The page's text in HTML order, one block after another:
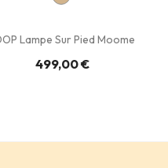
Lampe Sur Pied Moome
499,00 €